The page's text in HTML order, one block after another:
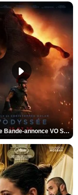
L'Odyssée Bande-annonce VO STFR